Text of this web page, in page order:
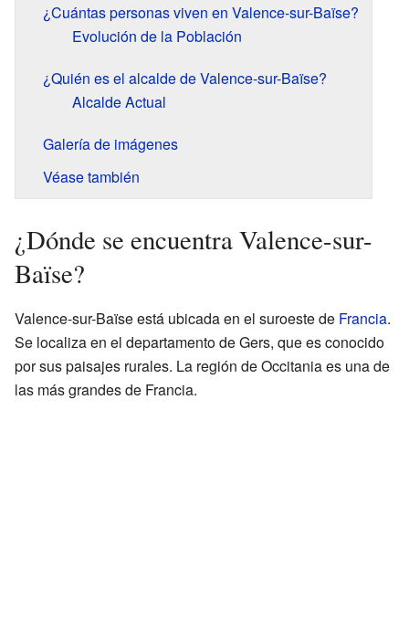
¿Cuántas personas viven en Valence-sur-Baïse?
Evolución de la Población
¿Quién es el alcalde de Valence-sur-Baïse?
Alcalde Actual
Galería de imágenes
Véase también
¿Dónde se encuentra Valence-sur-
Baïse?
Valence-sur-Baïse está ubicada en el suroeste de Francia.
Se localiza en el departamento de Gers, que es conocido
por sus paisajes rurales. La región de Occitania es una de
las más grandes de Francia.